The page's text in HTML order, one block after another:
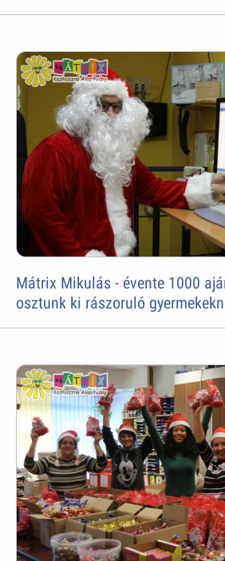
Mátrix Mikulás - évente 1000
osztunk ki rászoruló